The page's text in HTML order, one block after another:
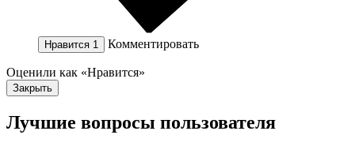
Нравится 1 Комментировать
Оценили как «Нравится»
Закрыть
Лучшие вопросы пользователя